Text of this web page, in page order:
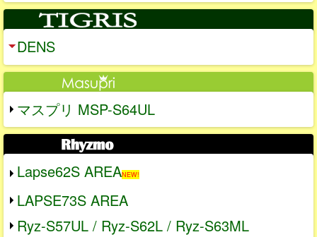
DENS
マスプリ MSP-S64UL
Lapse62S AREANEW!
LAPSE73S AREA
Ryz-S57UL / Ryz-S62L / Ryz-S63ML